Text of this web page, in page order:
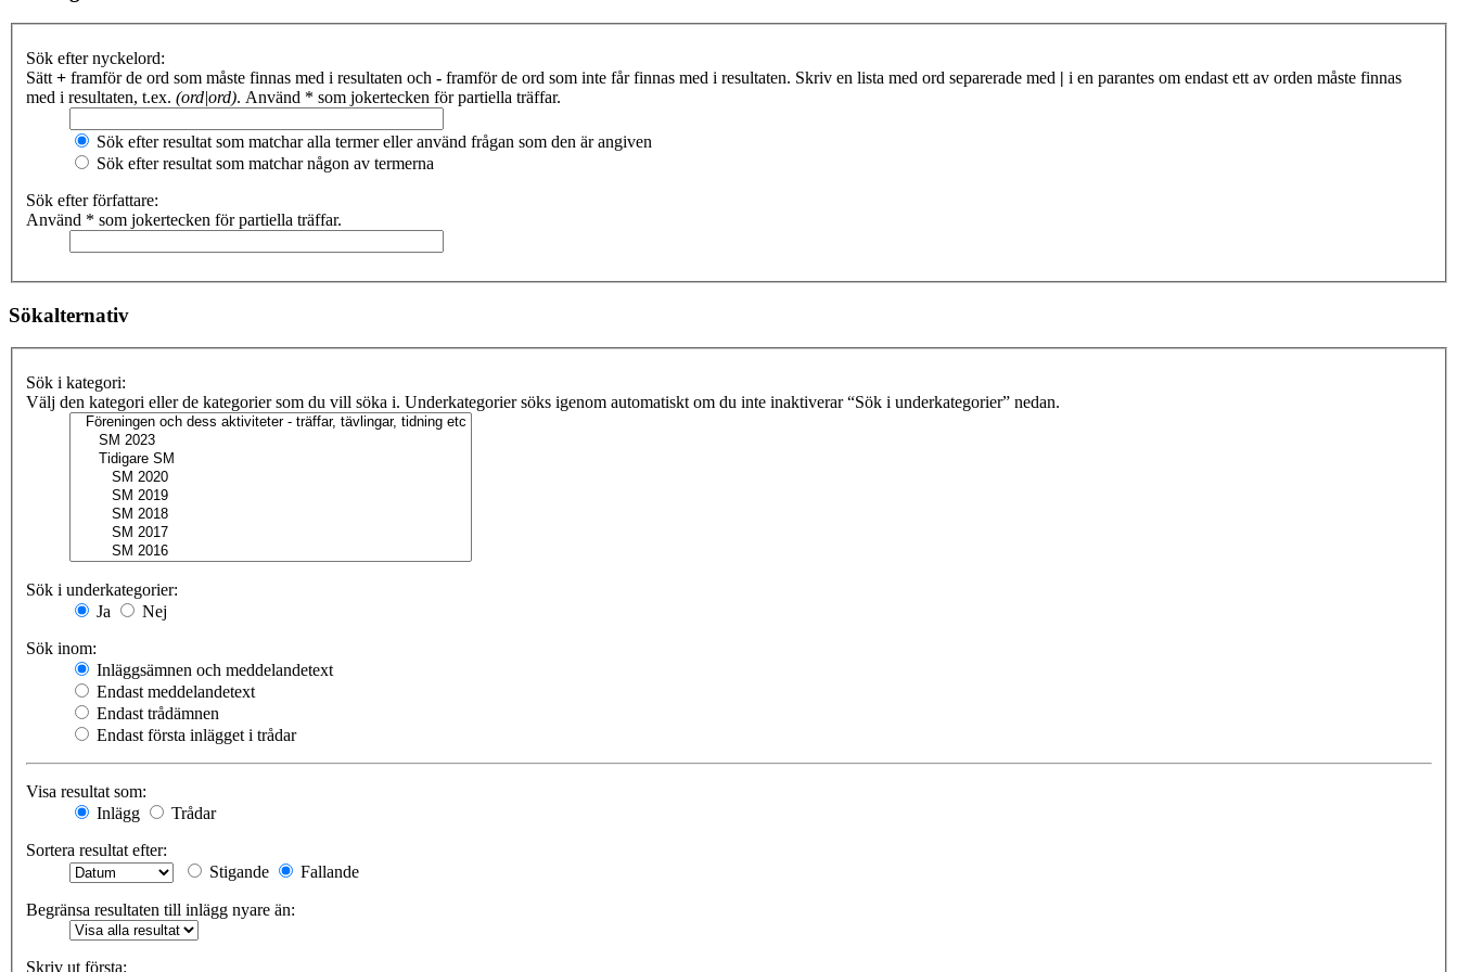
Sök efter nyckelord:
Sätt + framför de ord som måste finnas med i resultaten och - framför de ord som inte får finnas med i resultaten. Skriv en lista med ord separerade med | i en parantes om endast ett av orden måste finnas
med i resultaten, t.ex. (ord|ord). Använd * som jokertecken för partiella träffar.
Sök efter resultat som matchar alla termer eller använd frågan som den är angiven
Sök efter resultat som matchar någon av termerna
Sök efter författare:
Använd * som jokertecken för partiella träffar.
Sökalternativ
Sök i kategori:
Välj den kategori eller de kategorier som du vill söka i. Underkategorier söks igenom automatiskt om du inte inaktiverar “Sök i underkategorier” nedan.
Sök i underkategorier:
Ja
Nej
Sök inom:
Inläggsämnen och meddelandetext
Endast meddelandetext
Endast trådämnen
Endast första inlägget i trådar
Visa resultat som:
Inlägg
Trådar
Sortera resultat efter:
Stigande
Fallande
Begränsa resultaten till inlägg nyare än:
Skriv ut första: